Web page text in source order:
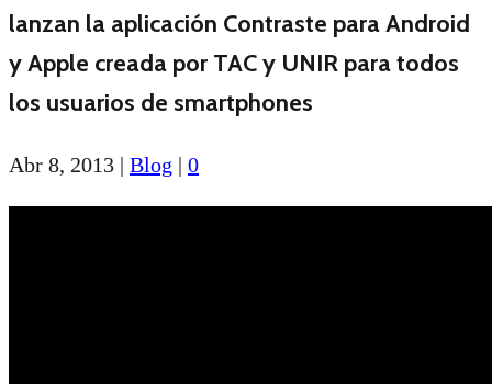
lanzan la aplicación Contraste para Android
y Apple creada por TAC y UNIR para todos
los usuarios de smartphones
Abr 8, 2013 | Blog | 0